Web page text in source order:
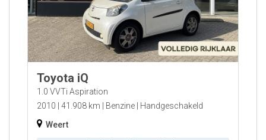
Toyota iQ
1.0 VVTi Aspiration
2010
41.908 km Benzine
Handgeschakeld
Weert